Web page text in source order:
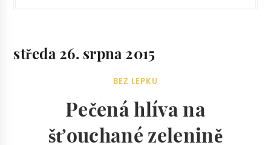
středa 26. srpna 2015
BEZ LEPKU
Pečená hlíva na
šťouchané zelenině